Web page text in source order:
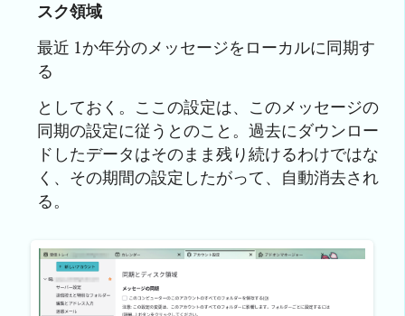
スク領域
最近 1か年分のメッセージをローカルに同期す
る
としておく。ここの設定は、このメッセージの
同期の設定に従うとのこと。過去にダウンロー
ドしたデータはそのまま残り続けるわけではな
く、その期間の設定したがって、自動消去され
る。